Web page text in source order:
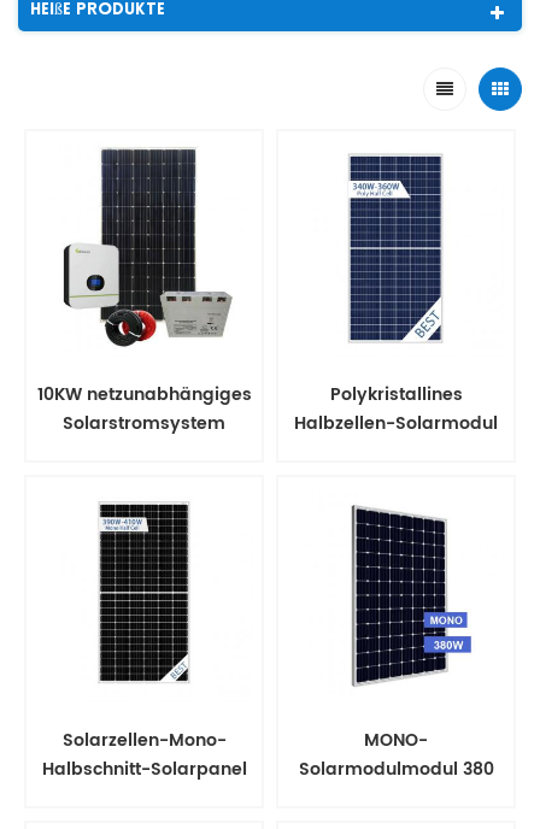
Heiße Produkte
10KW netzunabhängiges
Solarstromsystem
Polykristallines
Halbzellen-Solarmodul
Solarzellen-Mono-
Halbschnitt-Solarpanel
MONO-
Solarmodulmodul 380